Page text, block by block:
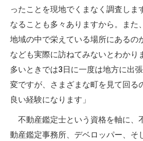
ったことを現地でくまなく調査しま
なることも多々ありますから。また
地域の中で栄えている場所にあるの
なども実際に訪ねてみないとわかり
多いときでは3日に一度は地方に出
変ですが、さまざまな町を見て回る
良い経験になります」
不動産鑑定士という資格を軸に、
動産鑑定事務所、デベロッパー、そ